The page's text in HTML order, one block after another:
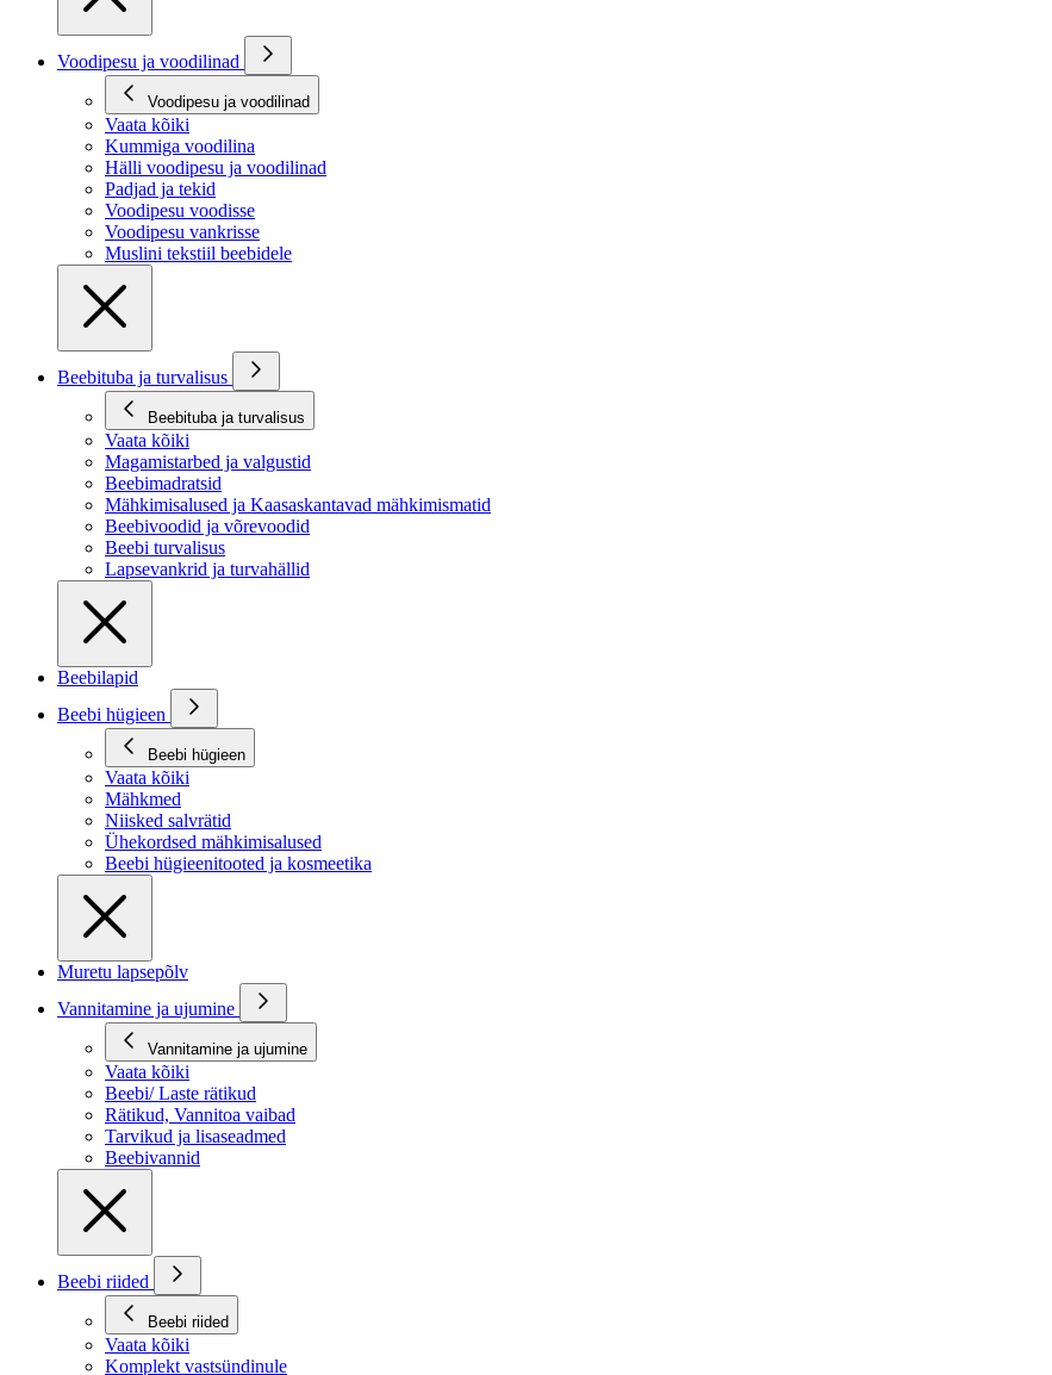
Voodipesu ja voodilinad
Voodipesu ja voodilinad
Vaata kõiki
Kummiga voodilina
Hälli voodipesu ja voodilinad
Padjad ja tekid
Voodipesu voodisse
Voodipesu vankrisse
Muslini tekstiil beebidele
Beebituba ja turvalisus
Beebituba ja turvalisus
Vaata kõiki
Magamistarbed ja valgustid
Beebimadratsid
Mähkimisalused ja Kaasaskantavad mähkimismatid
Beebivoodid ja võrevoodid
Beebi turvalisus
Lapsevankrid ja turvahällid
Beebilapid
Beebi hügieen
Beebi hügieen
Vaata kõiki
Mähkmed
Niisked salvrätid
Ühekordsed mähkimisalused
Beebi hügieenitooted ja kosmeetika
Muretu lapsepõlv
Vannitamine ja ujumine
Vannitamine ja ujumine
Vaata kõiki
Beebi/ Laste rätikud
Rätikud, Vannitoa vaibad
Tarvikud ja lisaseadmed
Beebivannid
Beebi riided
Beebi riided
Vaata kõiki
Komplekt vastsündinule